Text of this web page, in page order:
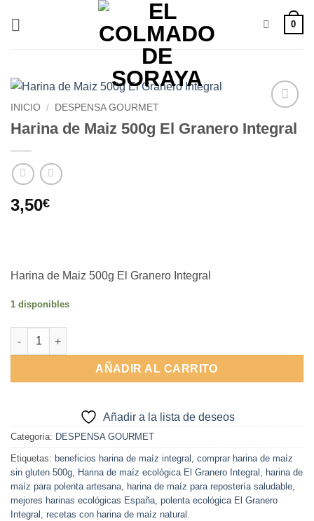
0
Añadir
a la
INICIO / DESPENSA GOURMET
Harina de Maiz 500g El Granero Integral
3,50€
Harina de Maiz 500g El Granero Integral
1 disponibles
Harina de Maiz 500g El Granero Integral cantidad
AÑADIR AL CARRITO
Alternative:
Añadir a la lista de deseos
Categoría: DESPENSA GOURMET
Etiquetas: beneficios harina de maíz integral , comprar harina de maíz
sin gluten 500g, Harina de maíz ecológica El Granero Integral , harina de
maíz para polenta artesana, harina de maíz para repostería saludable,
mejores harinas ecológicas España, polenta ecológica El Granero
Integral , recetas con harina de maíz natural.